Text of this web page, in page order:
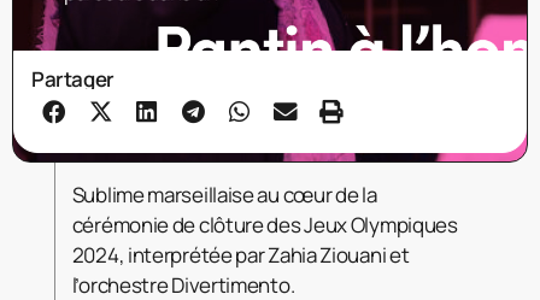
Partager
Sublime marseillaise au cœur de la
cérémonie de clôture des Jeux Olympiques
2024, interprétée par Zahia Ziouani et
l’orchestre Divertimento.